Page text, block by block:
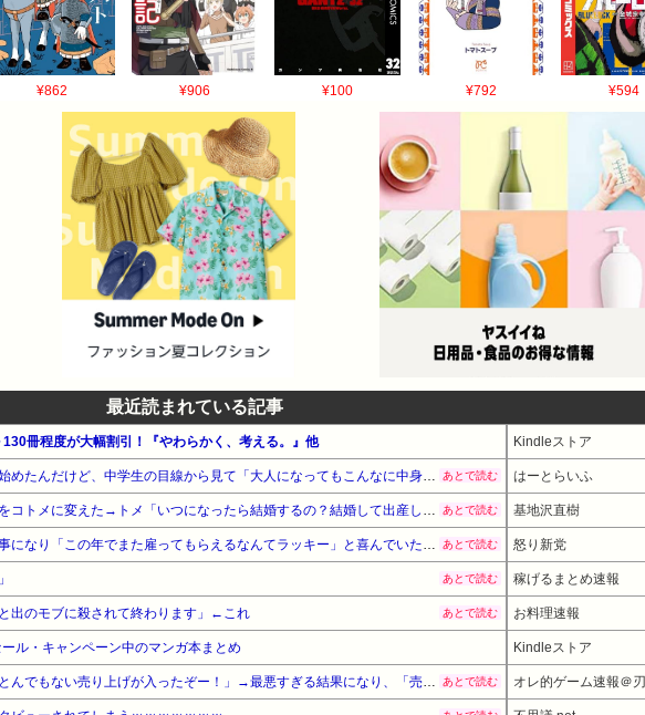
¥862 ¥906 ¥100 ¥792 ¥594
最近読まれている記事
冊程度が大幅割引！『やわらかく、考える。』他 Kindleストア
【マジかよ…】中学生の頃にネトゲを始めたんだけど、中学生の目線から見て「大人になってもこんなに中身幼いの！？」って人がいて衝撃だった… あとで読む はーとらいふ
小梨の私へ嫌味言ってたトメが、標的をコトメに変えた→トメ「いつになったら結婚するの？結婚して出産してようやく一人前よ」普段はスルーするコトメだったが… あとで読む 基地沢直樹
母が近所の個人経営の店でバイトする事になり「この年でまた雇ってもらえるなんてラッキー」と喜んでいたものの、雇われた理由が… あとで読む 怒り新党
あとで読む 稼げるまとめ速報
出のモブに殺されて終わります」←これ あとで読む お料理速報
ル・キャンペーン中のマンガ本まとめ Kindleストア
「成人向けゲームを大ヒットさせて、とんでもない売り上げが入ったぞー！」→最悪すぎる結果になり、「売り上げ0円だけど、多額の税金を払え」という状況になって絶望 あとで読む オレ的ゲーム速報＠刃